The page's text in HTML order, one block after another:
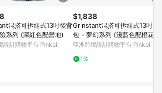
混搭可拆組式13吋後背
系列 (深紅色配營地)
設計購物平台 Pinkoi
$1,838
Grinstant混搭可拆組式13吋後背
包 - 夢幻系列 (淺藍色配橙花)
亞洲跨境設計購物平台 Pinkoi
1%